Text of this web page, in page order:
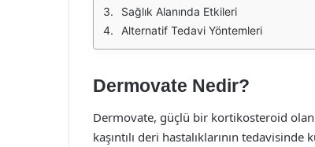
Sağlık Alanında Etkileri
Alternatif Tedavi Yöntemleri
Dermovate Nedir?
Dermovate, güçlü bir kortikosteroid
kaşıntılı deri hastalıklarının